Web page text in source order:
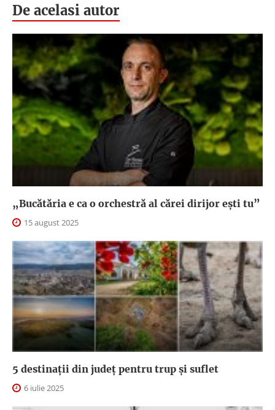
De acelasi autor
„Bucătăria e ca o orchestră al cărei dirijor ești tu”
15 august 2025
5 destinații din județ pentru trup și suflet
6 iulie 2025